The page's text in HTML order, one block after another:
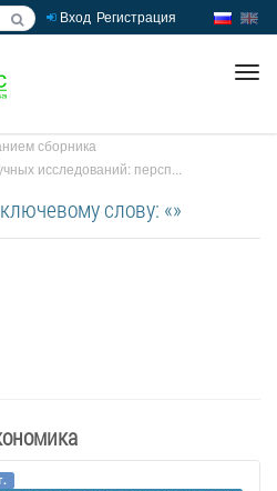
Вход Регистрация
сборника
исследований: персп...
слову: «»